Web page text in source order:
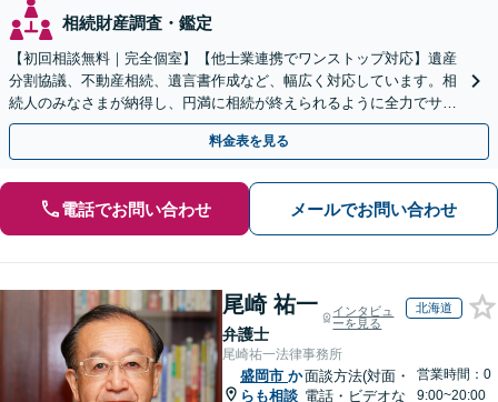
相続財産調査・鑑定
【初回相談無料｜完全個室】【他士業連携でワンストップ対応】遺産
分割協議、不動産相続、遺言書作成など、幅広く対応しています。相
続人のみなさまが納得し、円満に相続が終えられるように全力でサポ
ートいたします。ぜひご相談ください。【WEB面談可】
料金表を見る
電話でお問い合わせ メールでお問い合わせ
尾崎 祐一
弁護士
インタビュ
ーを見る
北海道
尾崎祐一法律事務所
盛岡市 か
らも相談
面談方法(対面・
電話・ビデオな
営業時間：0
9:00~20:00